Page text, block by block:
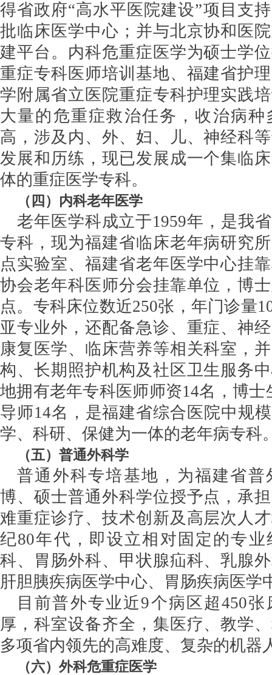
得省政府“高水平医院建设”项目支
批临床医学中心；并与北京协和医
建平台。内科危重症医学为硕士学
重症专科医师培训基地、福建省护
学附属省立医院重症专科护理实践
大量的危重症救治任务，收治病
高，涉及内、外、妇、儿、神经科
发展和历练，现已发展成一个集临
体的重症医学专科。
（ 四 ） 内科老年医学
老年医学科成立于1959年，是我
专科，现为福建省临床老年病研究
点实验室、福建省老年医学中心挂
协会老年科医师分会挂靠单位，博
点。专科床位数近250张，年门诊量
亚专业外，还配备急诊、重症、神
康复医学、临床营养等相关科室，
构、长期照护机构及社区卫生服务
地拥有老年专科医师师资14名，博
导师14名，是福建省综合医院中规
学、科研、保健为一体的老年病专科
（五） 普通外科学
普通外科专培基地，为福建省普
博、硕士普通外科学位授予点，承
难重症诊疗、技术创新及高层次人
纪80年代，即设立相对固定的专
科、胃肠外科、甲状腺疝科、乳腺
肝胆胰疾病医学中心、胃肠疾病医学
目前普外专业近9个病区超450
厚，科室设备齐全，集医疗、教学
多项省内领先的高难度、复杂的机器
（六） 外科危重症医学